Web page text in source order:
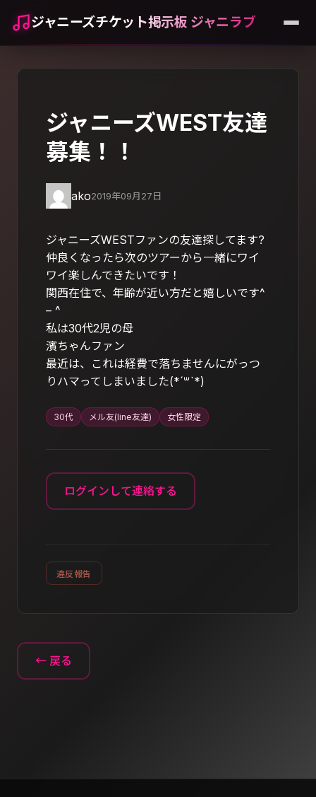
ジャニーズチケット掲示板 ジャニラブ
ジャニーズWEST友達
募集！！
ako2019年09月27日
ジャニーズWESTファンの友達探してます?
仲良くなったら次のツアーから一緒にワイ
ワイ楽しんできたいです！
関西在住で、年齢が近い方だと嬉しいです^
– ^
私は30代2児の母
濱ちゃんファン
最近は、これは経費で落ちませんにがっつ
りハマってしまいました(*´꒳`*)
30代 メル友(line友達) 女性限定
ログインして連絡する
違反報告
← 戻る